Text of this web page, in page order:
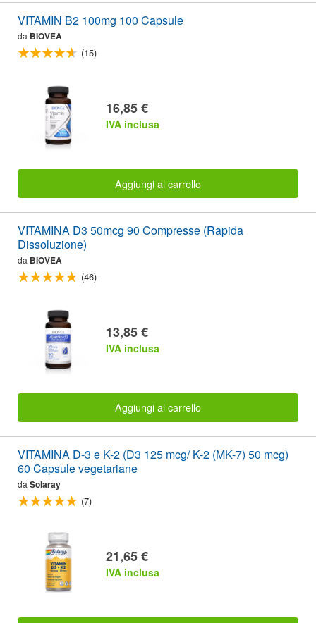
VITAMIN B2 100mg 100 Capsule
da BIOVEA
(15)
16,85 €
IVA inclusa
Aggiungi al carrello
VITAMINA D3 50mcg 90 Compresse (Rapida
Dissoluzione)
da BIOVEA
(46)
13,85 €
IVA inclusa
Aggiungi al carrello
VITAMINA D-3 e K-2 (D3 125 mcg/ K-2 (MK-7) 50 mcg)
60 Capsule vegetariane
da Solaray
(7)
21,65 €
IVA inclusa